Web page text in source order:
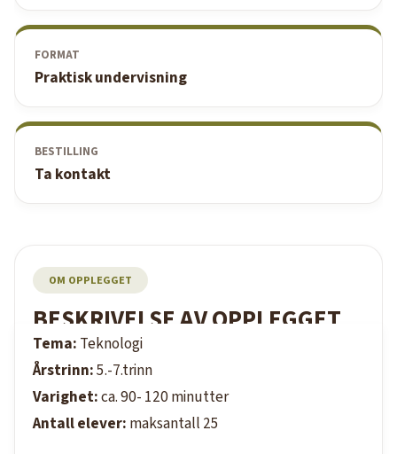
FORMAT
Praktisk undervisning
BESTILLING
Ta kontakt
OM OPPLEGGET
BESKRIVELSE AV OPPLEGGET
Tema: Teknologi
Årstrinn:5.-7.trinn
Varighet:ca. 90- 120 minutter
Antall elever: maksantall 25